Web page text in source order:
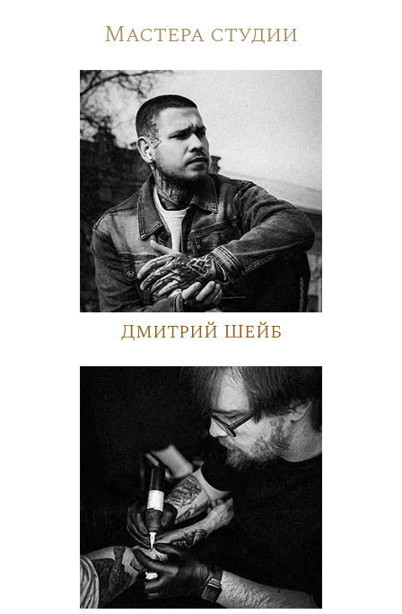
Мастера студии
Дмитрий Шейб